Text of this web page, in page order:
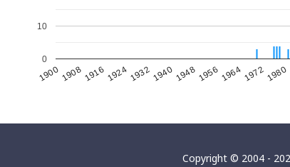
19001908191619241932194019481956196419721980
0
10
Copyright © 2004 -